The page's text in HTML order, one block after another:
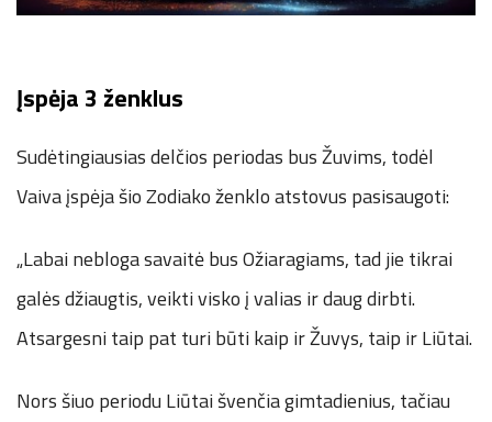
Įspėja 3 ženklus
Sudėtingiausias delčios periodas bus Žuvims, todėl
Vaiva įspėja šio Zodiako ženklo atstovus pasisaugoti:
„Labai nebloga savaitė bus Ožiaragiams, tad jie tikrai
galės džiaugtis, veikti visko į valias ir daug dirbti.
Atsargesni taip pat turi būti kaip ir Žuvys, taip ir Liūtai.
Nors šiuo periodu Liūtai švenčia gimtadienius, tačiau